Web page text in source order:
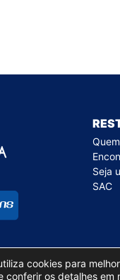
Seja
SAC
cookies para
conferir os detalhes em